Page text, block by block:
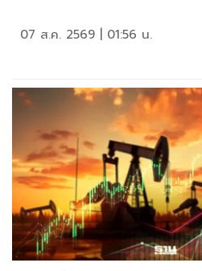
07 ส.ค. 2569 | 01:56 น.